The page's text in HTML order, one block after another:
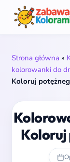
Strona główna »
kolorowanki do
Koloruj
Koloruj